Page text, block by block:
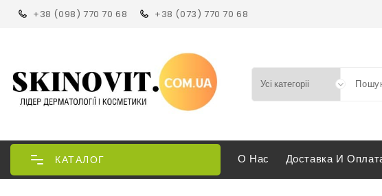
+38 (098) 770 70 68 +38 (073) 770 70 68
КАТАЛОГ О Нас Доставка И